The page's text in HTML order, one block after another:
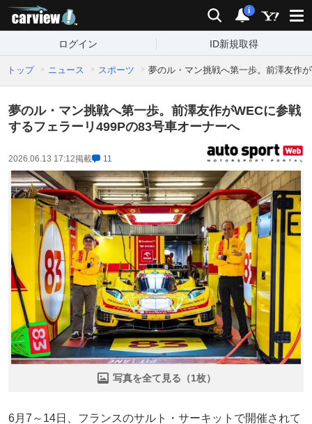
検索 通知
i
ログイン ID新規取得
トップ ニュース スポーツ 夢のル・マン挑戦へ第一歩。前澤友作
夢のル・マン挑戦へ第一歩。前澤友作がWECに参戦
するフェラーリ499Pの83号車オーナーへ
2026.06.13 17:12掲載 11
写真を全て見る（1枚）
6月7～14日、フランスのサルト・サーキットで開催されて